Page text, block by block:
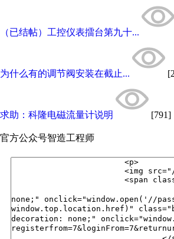
（已结帖）工控仪表擂台第九十...
为什么有的调节阀安装在截止...
求助：科隆电磁流量计说明 [791]
官方公众号智造工程师